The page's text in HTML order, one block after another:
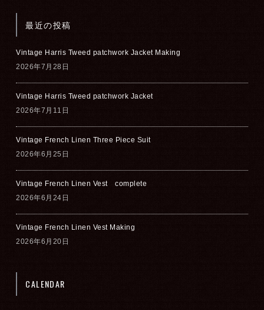
最近の投稿
Vintage Harris Tweed patchwork Jacket Making
2026年7月28日
Vintage Harris Tweed patchwork Jacket
2026年7月11日
Vintage French Linen Three Piece Suit
2026年6月25日
Vintage French Linen Vest complete
2026年6月24日
Vintage French Linen Vest Making
2026年6月20日
CALENDAR